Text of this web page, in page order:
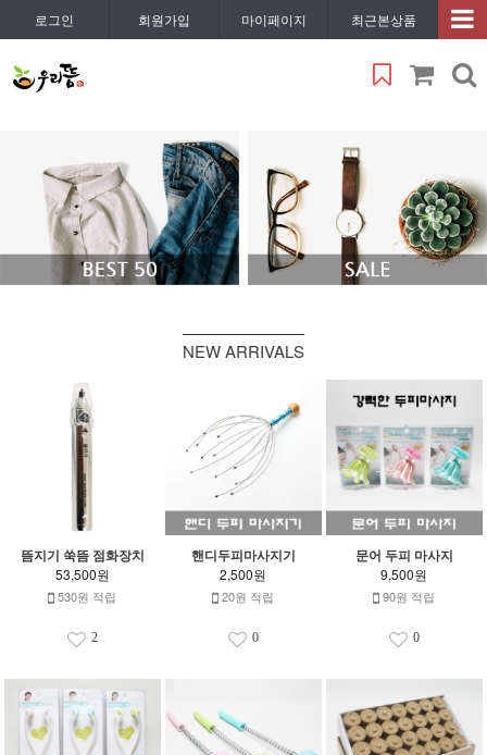
로그인 회원가입 마이페이지 최근본상품
NEW ARRIVALS
뜸지기 쑥뜸 점화장치
53,500원
530원 적립
2
핸디두피마사지기
2,500원
20원 적립
0
문어 두피 마사지
9,500원
90원 적립
0